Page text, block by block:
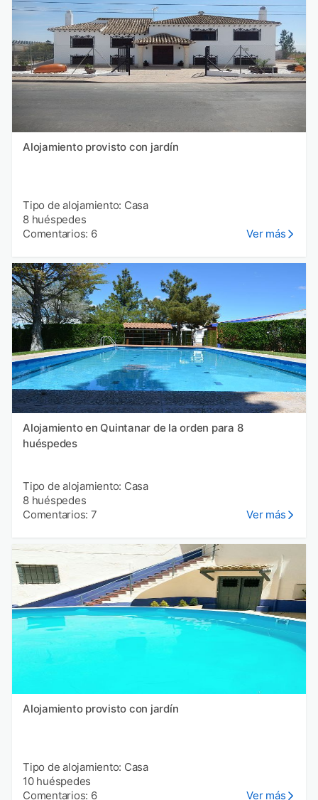
Alojamiento provisto con jardín
Tipo de alojamiento: Casa
8 huéspedes
Comentarios: 6
Ver más
Alojamiento en Quintanar de la orden para 8
huéspedes
Tipo de alojamiento: Casa
8 huéspedes
Comentarios: 7
Ver más
Alojamiento provisto con jardín
Tipo de alojamiento: Casa
10 huéspedes
Comentarios: 6
Ver más